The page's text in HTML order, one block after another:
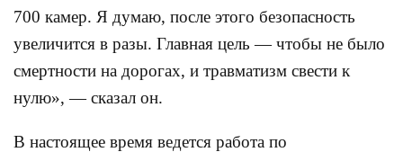
700 камер. Я думаю, после этого безопасность
увеличится в разы. Главная цель — чтобы не было
смертности на дорогах, и травматизм свести к
нулю», — сказал он.
В настоящее время ведется работа по